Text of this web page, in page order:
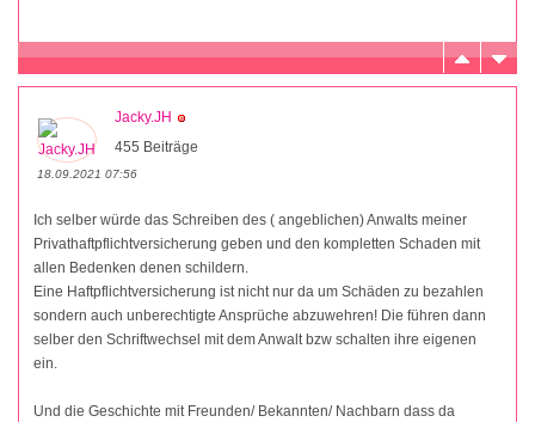
Jacky.JH
455 Beiträge
18.09.2021 07:56
Ich selber würde das Schreiben des ( angeblichen) Anwalts meiner
Privathaftpflichtversicherung geben und den kompletten Schaden mit
allen Bedenken denen schildern.
Eine Haftpflichtversicherung ist nicht nur da um Schäden zu bezahlen
sondern auch unberechtigte Ansprüche abzuwehren! Die führen dann
selber den Schriftwechsel mit dem Anwalt bzw schalten ihre eigenen
ein.
Und die Geschichte mit Freunden/ Bekannten/ Nachbarn dass da